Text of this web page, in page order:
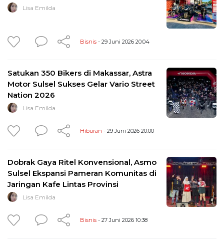
Lisa Emilda
Bisnis - 29 Juni 2026 20:04
Satukan 350 Bikers di Makassar, Astra
Motor Sulsel Sukses Gelar Vario Street
Nation 2026
Lisa Emilda
Hiburan - 29 Juni 2026 20:00
Dobrak Gaya Ritel Konvensional, Asmo
Sulsel Ekspansi Pameran Komunitas di
Jaringan Kafe Lintas Provinsi
Lisa Emilda
Bisnis - 27 Juni 2026 10:38